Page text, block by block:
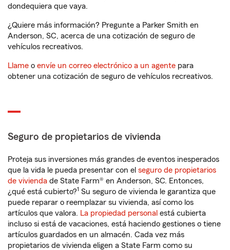
dondequiera que vaya.
¿Quiere más información? Pregunte a Parker Smith en
Anderson, SC, acerca de una cotización de seguro de
vehículos recreativos.
Llame o envíe un correo electrónico a un agente para
obtener una cotización de seguro de vehículos recreativos.
Seguro de propietarios de vivienda
Proteja sus inversiones más grandes de eventos inesperados
que la vida le pueda presentar con el seguro de propietarios
de vivienda de State Farm® en Anderson, SC. Entonces,
¿qué está cubierto?1 Su seguro de vivienda le garantiza que
puede reparar o reemplazar su vivienda, así como los
artículos que valora. La propiedad personal está cubierta
incluso si está de vacaciones, está haciendo gestiones o tiene
artículos guardados en un almacén. Cada vez más
propietarios de vivienda eligen a State Farm como su